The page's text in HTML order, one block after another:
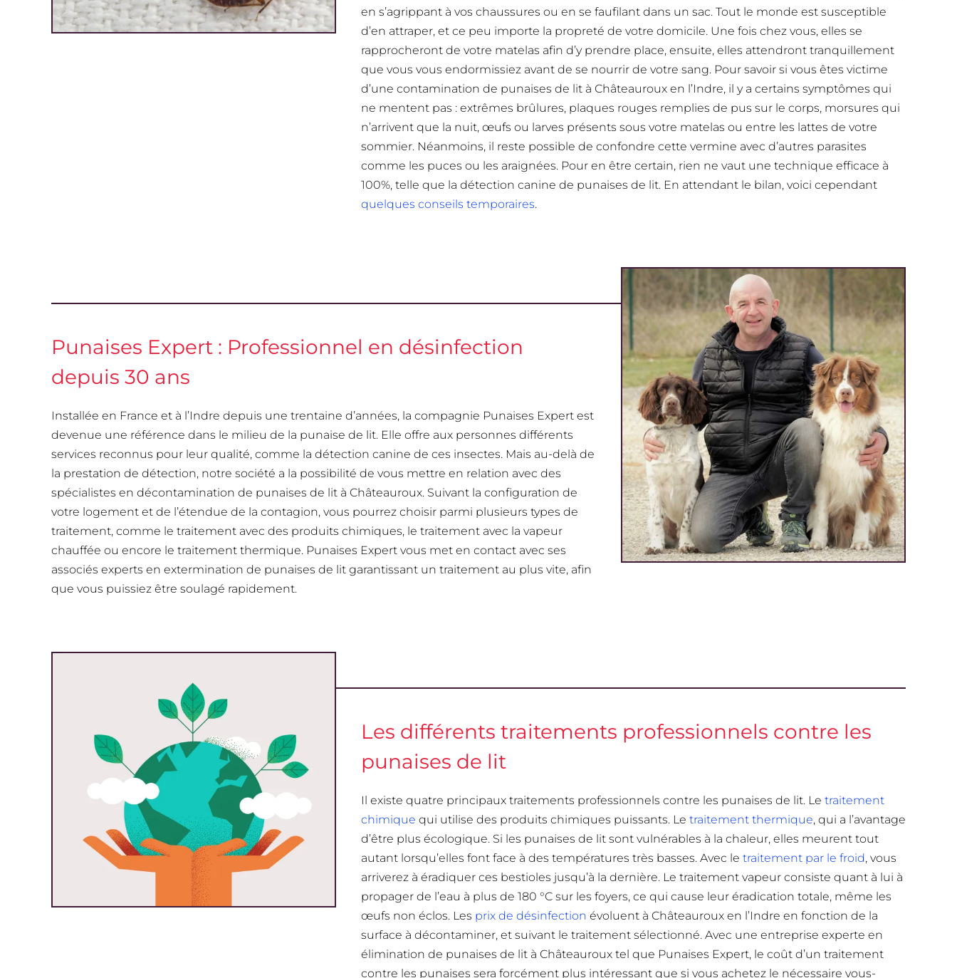
en s’agrippant à vos chaussures ou en se faufilant dans un sac. Tout le monde est susceptible
d’en attraper, et ce peu importe la propreté de votre domicile. Une fois chez vous, elles se
rapprocheront de votre matelas afin d’y prendre place, ensuite, elles attendront tranquillement
que vous vous endormissiez avant de se nourrir de votre sang. Pour savoir si vous êtes victime
d’une contamination de punaises de lit à Châteauroux en l’Indre, il y a certains symptômes qui
ne mentent pas : extrêmes brûlures, plaques rouges remplies de pus sur le corps, morsures qui
n’arrivent que la nuit, œufs ou larves présents sous votre matelas ou entre les lattes de votre
sommier. Néanmoins, il reste possible de confondre cette vermine avec d’autres parasites
comme les puces ou les araignées. Pour en être certain, rien ne vaut une technique efficace à
100%, telle que la détection canine de punaises de lit. En attendant le bilan, voici cependant
quelques conseils temporaires.
Punaises Expert : Professionnel en désinfection
depuis 30 ans
Installée en France et à l’Indre depuis une trentaine d’années, la compagnie Punaises Expert est
devenue une référence dans le milieu de la punaise de lit. Elle offre aux personnes différents
services reconnus pour leur qualité, comme la détection canine de ces insectes. Mais au-delà de
la prestation de détection, notre société a la possibilité de vous mettre en relation avec des
spécialistes en décontamination de punaises de lit à Châteauroux. Suivant la configuration de
votre logement et de l’étendue de la contagion, vous pourrez choisir parmi plusieurs types de
traitement, comme le traitement avec des produits chimiques, le traitement avec la vapeur
chauffée ou encore le traitement thermique. Punaises Expert vous met en contact avec ses
associés experts en extermination de punaises de lit garantissant un traitement au plus vite, afin
que vous puissiez être soulagé rapidement.
Les différents traitements professionnels contre les
punaises de lit
Il existe quatre principaux traitements professionnels contre les punaises de lit. Le traitement
chimique qui utilise des produits chimiques puissants. Le traitement thermique, qui a l’avantage
d’être plus écologique. Si les punaises de lit sont vulnérables à la chaleur, elles meurent tout
autant lorsqu’elles font face à des températures très basses. Avec le traitement par le froid, vous
arriverez à éradiquer ces bestioles jusqu’à la dernière. Le traitement vapeur consiste quant à lui à
propager de l’eau à plus de 180 °C sur les foyers, ce qui cause leur éradication totale, même les
œufs non éclos. Les prix de désinfection évoluent à Châteauroux en l’Indre en fonction de la
surface à décontaminer, et suivant le traitement sélectionné. Avec une entreprise experte en
élimination de punaises de lit à Châteauroux tel que Punaises Expert, le coût d’un traitement
contre les punaises sera forcément plus intéressant que si vous achetez le nécessaire vous-